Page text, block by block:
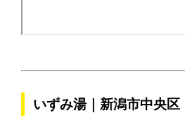
いずみ湯｜新潟市中央区